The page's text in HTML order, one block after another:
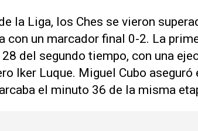
la Liga, los Ches se vieron
un marcador final 0-2. La
del segundo tiempo, con una
Iker Luque. Miguel Cubo aseguró
el minuto 36 de la misma